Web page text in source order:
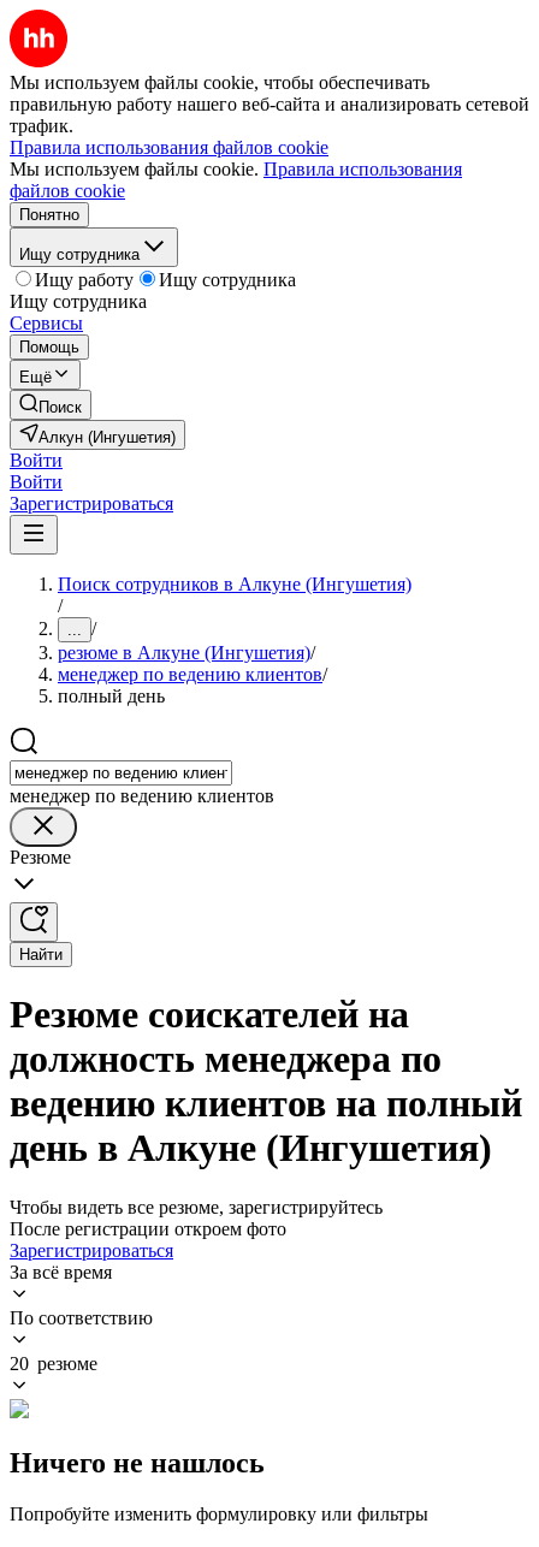
Мы используем файлы cookie, чтобы обеспечивать
правильную работу нашего веб-сайта и анализировать сетевой
трафик.
Правила использования файлов cookie
Мы используем файлы cookie. Правила использования
файлов cookie
Понятно
Ищу сотрудника
Ищу работу
Ищу сотрудника
Ищу сотрудника
Сервисы
Помощь
Ещё
Поиск
Алкун (Ингушетия)
Войти
Войти
Зарегистрироваться
Поиск сотрудников в Алкуне (Ингушетия)
/
... /
резюме в Алкуне (Ингушетия)/
менеджер по ведению клиентов/
полный день
менеджер по ведению клиентов
Резюме
Найти
Резюме соискателей на
должность менеджера по
ведению клиентов на полный
день в Алкуне (Ингушетия)
Чтобы видеть все резюме, зарегистрируйтесь
После регистрации откроем фото
Зарегистрироваться
За всё время
По соответствию
20 резюме
Ничего не нашлось
Попробуйте изменить формулировку или фильтры